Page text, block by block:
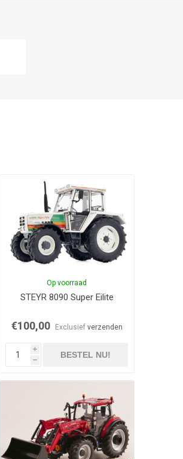
Op voorraad
STEYR 8090 Super Eilite
€100,00 Exclusief verzenden
i
h
BESTEL NU!